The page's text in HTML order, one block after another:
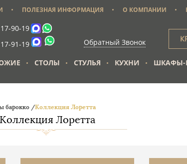
ПОЛЕЗНАЯ ИНФОРМАЦИЯ О КОМПАНИИ
90-19
91-19
Обратный Звонок
СТОЛЫ СТУЛЬЯ КУХНИ ШКАФЫ-
барокко /Коллекция Лоретта
Коллекция Лоретта